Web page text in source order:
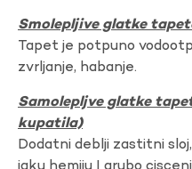
Smolepljive glatke
Tapet je potpuno
zvrljanje, habanje.
Samolepljve glatke
kupatila)
Dodatni deblji zastitni